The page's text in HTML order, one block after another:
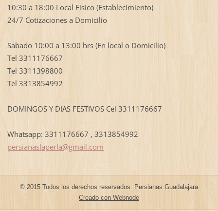
10:30 a 18:00 Local Fisico (Establecimiento)
24/7 Cotizaciones a Domicilio
Sabado 10:00 a 13:00 hrs (En local o Domicilio)
Tel 3311176667
Tel 3311398800
Tel 3313854992
DOMINGOS Y DIAS FESTIVOS Cel 3311176667
Whatsapp: 3311176667 , 3313854992
persianaslaperla@gmail.com
© 2015 Todos los derechos reservados. Persianas Guadalajara
Creado con Webnode